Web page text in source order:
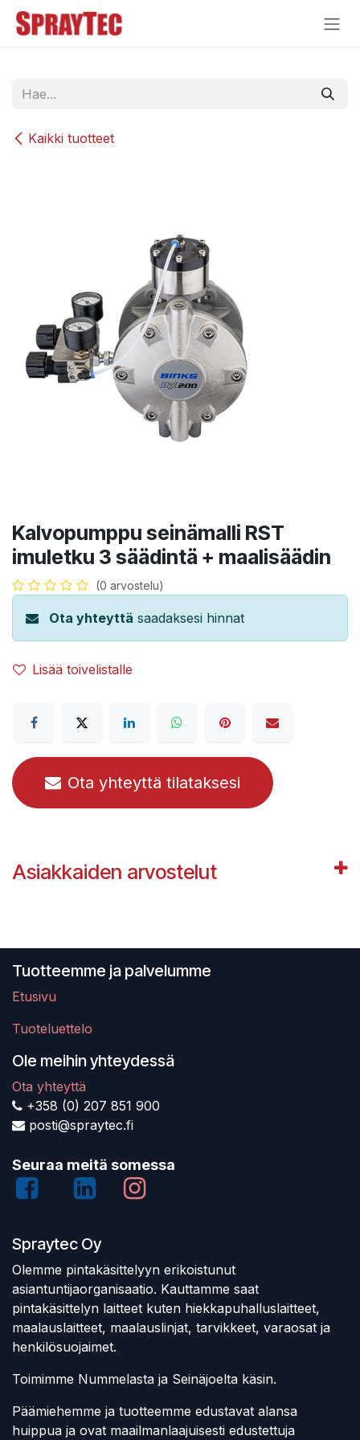
Siirry sisältöön
Kaikki tuotteet
Kalvopumppu seinämalli RST
imuletku 3 säädintä + maalisäädin
(0 arvostelu)
Ota yhteyttä saadaksesi hinnat
Lisää toivelistalle
Ota yhteyttä tilataksesi
Asiakkaiden arvostelut
Tuotteemme ja palvelumme
Etusivu
Tuoteluettelo
Ole meihin yhteydessä
Ota yhteyttä
+358 (0) 207 851 900
posti@spraytec.fi
Seuraa meitä somessa
Spraytec Oy
Olemme pintakäsittelyyn erikoistunut
asiantuntijaorganisaatio. Kauttamme saat
pintakäsittelyn laitteet kuten hiekkapuhalluslaitteet,
maalauslaitteet, maalauslinjat, tarvikkeet, varaosat ja
henkilösuojaimet.
Toimimme Nummelasta ja Seinäjoelta käsin.
Päämiehemme ja tuotteemme edustavat alansa
huippua ja ovat maailmanlaajuisesti edustettuja